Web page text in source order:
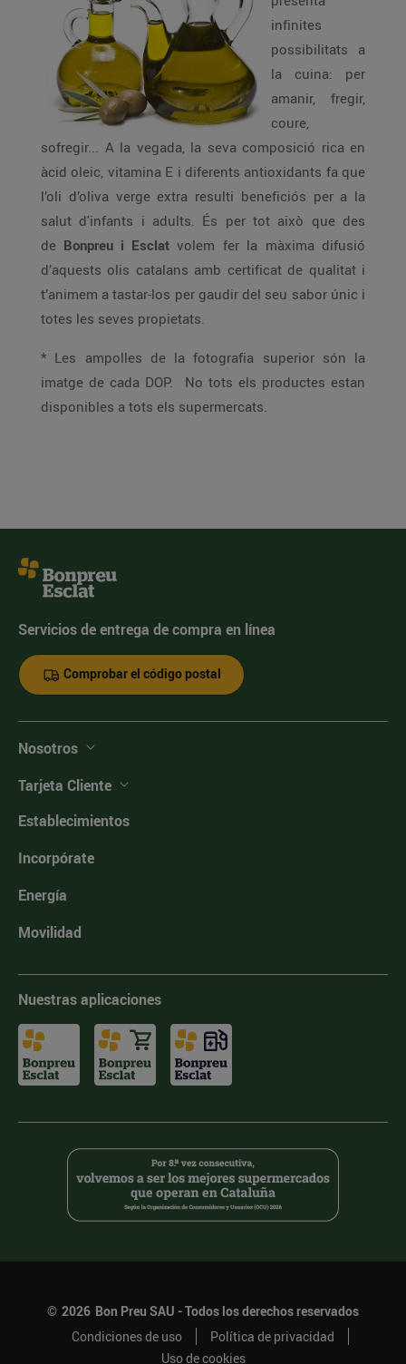
infinites
possibilitats a
la cuina: per
amanir, fregir,
coure,
sofregir... A la vegada, la seva composició rica en
àcid oleic, vitamina E i diferents antioxidants fa que
l’oli d’oliva verge extra resulti beneficiós per a la
salut d'infants i adults. És per tot això que des
de Bonpreu i Esclat volem fer la màxima difusió
d’aquests olis catalans amb certificat de qualitat i
t’animem a tastar-los per gaudir del seu sabor únic i
totes les seves propietats.
* Les ampolles de la fotografia superior són la
imatge de cada DOP. No tots els productes estan
disponibles a tots els supermercats.
Servicios de entrega de compra en línea
Comprobar el código postal
Nosotros
Tarjeta Cliente
Establecimientos
Incorpórate
Energía
Movilidad
Nuestras aplicaciones
© 2026 Bon Preu SAU - Todos los derechos reservados
Condiciones de uso
Política de privacidad
Uso de cookies